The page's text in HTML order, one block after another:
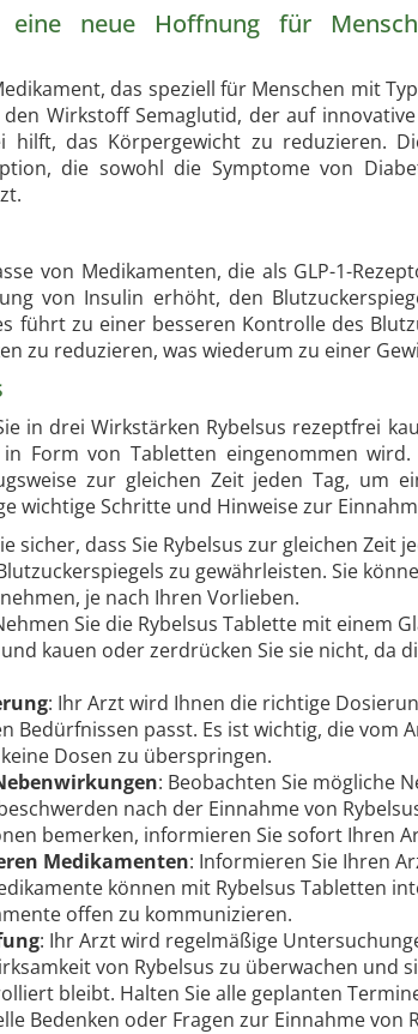
eine neue Hoffnung für
das speziell für Menschen mit
Wirkstoff Semaglutid, der auf
hilft, das Körpergewicht zu reduzieren.
die sowohl die Symptome von
von Medikamenten, die als GLP-1-
von Insulin erhöht, den
führt zu einer besseren Kontrolle des
zu reduzieren, was wiederum zu einer
in drei Wirkstärken Rybelsus rezeptfrei
Form von Tabletten eingenommen wird.
zur gleichen Zeit jeden Tag, um
wichtige Schritte und Hinweise zur
sicher, dass Sie Rybelsus zur gleichen Zeit
zu gewährleisten. Sie
je nach Ihren Vorlieben.
Sie die Rybelsus Tablette mit einem
kauen oder zerdrücken Sie sie nicht, da
: Ihr Arzt wird Ihnen die richtige
Bedürfnissen passt. Es ist wichtig, die vom
Dosen zu überspringen.
: Beobachten Sie mögliche
nach der Einnahme von
bemerken, informieren Sie sofort Ihren
Medikamenten: Informieren Sie Ihren
können mit Rybelsus Tabletten
offen zu kommunizieren.
: Ihr Arzt wird regelmäßige
von Rybelsus zu überwachen und
bleibt. Halten Sie alle geplanten
Bedenken oder Fragen zur Einnahme von